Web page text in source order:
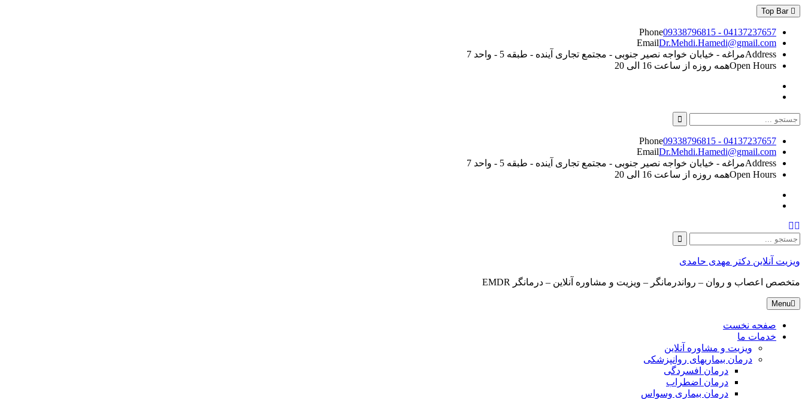
Skip
to
content
Top Bar
Phone09338796815 - 04137237657
EmailDr.Mehdi.Hamedi@gmail.com
Addressمراغه - خیابان خواجه نصیر جنوبی - مجتمع تجاری آینده - طبقه 5 - واحد 7
Open Hoursهمه روزه از ساعت 16 الی 20
Search
for:
Phone09338796815 - 04137237657
EmailDr.Mehdi.Hamedi@gmail.com
Addressمراغه - خیابان خواجه نصیر جنوبی - مجتمع تجاری آینده - طبقه 5 - واحد 7
Open Hoursهمه روزه از ساعت 16 الی 20
Search
Search
for:
ویزیت آنلاین دکتر مهدی حامدی
متخصص اعصاب و روان – رواندرمانگر – ویزیت و مشاوره آنلاین – درمانگر EMDR
Menu
صفحه نخست
خدمات ما
ویزیت و مشاوره آنلاین
درمان بیماریهای روانپزشکی
درمان افسردگی
درمان اضطراب
درمان بیماری وسواس